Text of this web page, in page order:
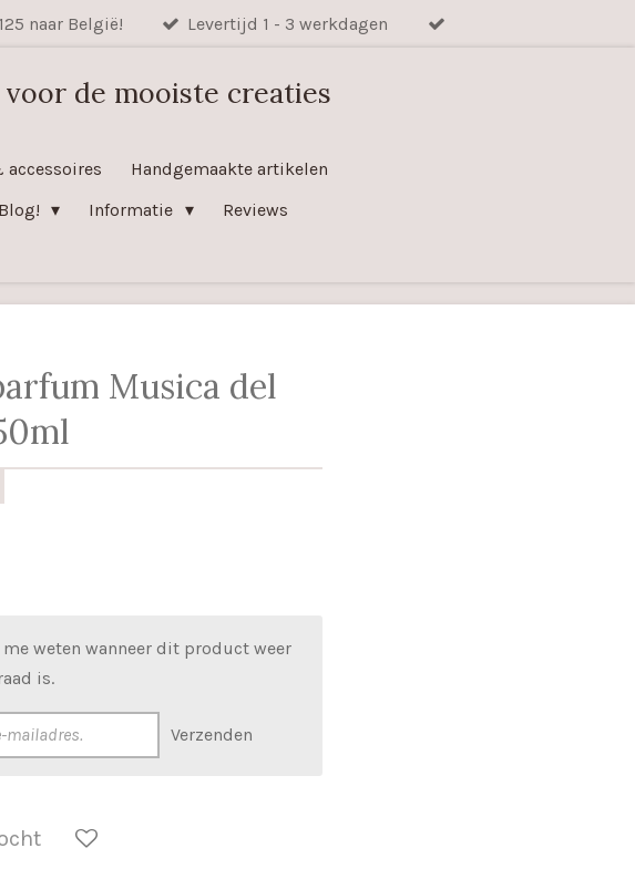
naar België! Levertijd 1 - 3 werkdagen
de mooiste creaties
accessoires
Handgemaakte artikelen
Blog! Informatie Reviews
Musica del
me weten wanneer dit product weer
is.
Verzenden